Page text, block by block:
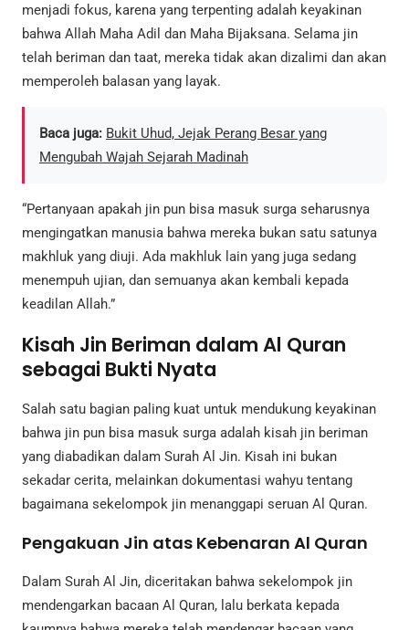
menjadi fokus, karena yang terpenting adalah keyakinan
bahwa Allah Maha Adil dan Maha Bijaksana. Selama jin
telah beriman dan taat, mereka tidak akan dizalimi dan akan
memperoleh balasan yang layak.
Baca juga: Bukit Uhud, Jejak Perang Besar yang
Mengubah Wajah Sejarah Madinah
“Pertanyaan apakah jin pun bisa masuk surga seharusnya
mengingatkan manusia bahwa mereka bukan satu satunya
makhluk yang diuji. Ada makhluk lain yang juga sedang
menempuh ujian, dan semuanya akan kembali kepada
keadilan Allah.”
Kisah Jin Beriman dalam Al Quran
sebagai Bukti Nyata
Salah satu bagian paling kuat untuk mendukung keyakinan
bahwa jin pun bisa masuk surga adalah kisah jin beriman
yang diabadikan dalam Surah Al Jin. Kisah ini bukan
sekadar cerita, melainkan dokumentasi wahyu tentang
bagaimana sekelompok jin menanggapi seruan Al Quran.
Pengakuan Jin atas Kebenaran Al Quran
Dalam Surah Al Jin, diceritakan bahwa sekelompok jin
mendengarkan bacaan Al Quran, lalu berkata kepada